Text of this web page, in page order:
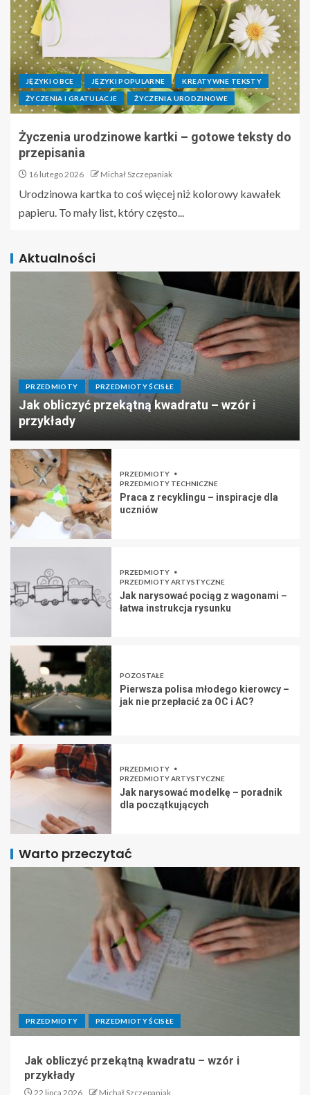
JĘZYKI OBCE JĘZYKI POPULARNE KREATYWNE TEKSTY
ŻYCZENIA I GRATULACJE ŻYCZENIA URODZINOWE
Życzenia urodzinowe kartki – gotowe teksty do
przepisania
16 lutego 2026 Michał Szczepaniak
Urodzinowa kartka to coś więcej niż kolorowy kawałek
papieru. To mały list, który często...
Aktualności
PRZEDMIOTY PRZEDMIOTY ŚCISŁE
Jak obliczyć przekątną kwadratu – wzór i
przykłady
PRZEDMIOTY
PRZEDMIOTY TECHNICZNE
Praca z recyklingu – inspiracje dla
uczniów
PRZEDMIOTY
PRZEDMIOTY ARTYSTYCZNE
Jak narysować pociąg z wagonami –
łatwa instrukcja rysunku
POZOSTAŁE
Pierwsza polisa młodego kierowcy –
jak nie przepłacić za OC i AC?
PRZEDMIOTY
PRZEDMIOTY ARTYSTYCZNE
Jak narysować modelkę – poradnik
dla początkujących
Warto przeczytać
PRZEDMIOTY PRZEDMIOTY ŚCISŁE
Jak obliczyć przekątną kwadratu – wzór i
przykłady
22 lipca 2026 Michał Szczepaniak